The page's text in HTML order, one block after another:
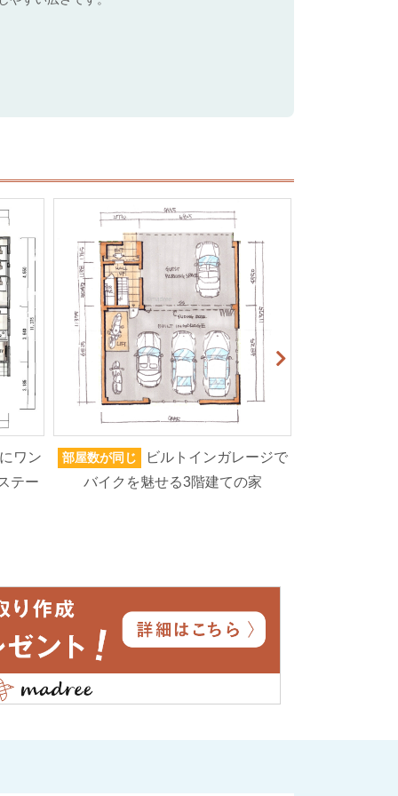
ワン
テー
部屋数が同じ
ビルトインガレージで
バイクを魅せる3階建ての家